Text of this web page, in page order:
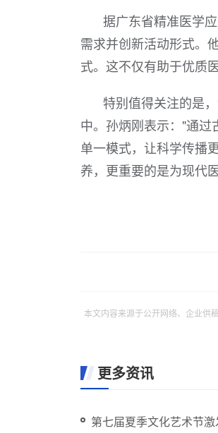
据广东省精准医学
需求并创新活动形式。
式。这不仅有助于优质
特别值得关注的是
中。孙炳刚表示："通
单一模式，让科学传播
养，更重要的是为现代
本文内容来源于公开网络、企业供
更多资讯
第七届夏季文化艺术节